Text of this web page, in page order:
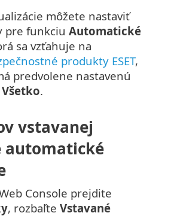
môžete nastaviť
pre funkciu Automatické
sa vzťahuje na
produkty ESET,
predvolene nastavenú
Všetko.
vstavanej
Web Console prejdite
, rozbaľte Vstavané